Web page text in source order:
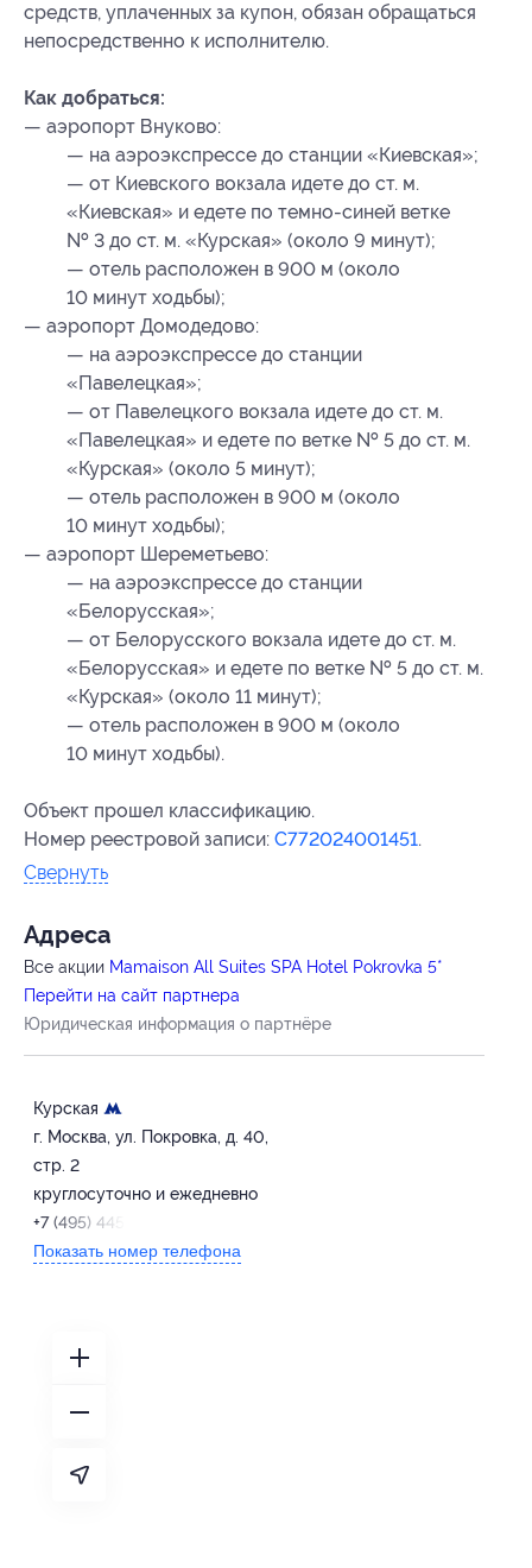
средств, уплаченных за купон, обязан обращаться
непосредственно к исполнителю.
Как добраться:
— аэропорт Внуково:
— на аэроэкспрессе до станции «Киевская»;
— от Киевского вокзала идете до ст. м.
«Киевская» и едете по темно-синей ветке
№ 3 до ст. м. «Курская» (около 9 минут);
— отель расположен в 900 м (около
10 минут ходьбы);
— аэропорт Домодедово:
— на аэроэкспрессе до станции
«Павелецкая»;
— от Павелецкого вокзала идете до ст. м.
«Павелецкая» и едете по ветке № 5 до ст. м.
«Курская» (около 5 минут);
— отель расположен в 900 м (около
10 минут ходьбы);
— аэропорт Шереметьево:
— на аэроэкспрессе до станции
«Белорусская»;
— от Белорусского вокзала идете до ст. м.
«Белорусская» и едете по ветке № 5 до ст. м.
«Курская» (около 11 минут);
— отель расположен в 900 м (около
10 минут ходьбы).
Объект прошел классификацию.
Номер реестровой записи: С772024001451.
Свернуть
Адресa
Все акции Mamaison All Suites SPA Hotel Pokrovka 5*
Перейти на сайт партнера
Юридическая информация о партнёре
Курская
г. Москва, ул. Покровка, д. 40,
стр. 2
круглосуточно и ежедневно
+7 (495) 445-51-56
Показать номер телефона